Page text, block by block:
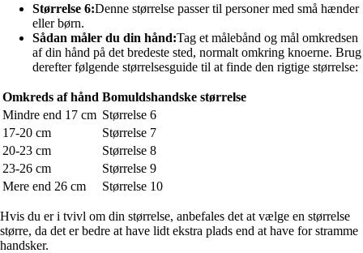
Størrelse 6:Denne størrelse passer til personer med små hænder
eller børn.
Sådan måler du din hånd:Tag et målebånd og mål omkredsen
af din hånd på det bredeste sted, normalt omkring knoerne. Brug
derefter følgende størrelsesguide til at finde den rigtige størrelse:
Omkreds af hånd Bomuldshandske størrelse
Mindre end 17 cm Størrelse 6
17-20 cm
Størrelse 7
20-23 cm
Størrelse 8
23-26 cm
Størrelse 9
Mere end 26 cm
Størrelse 10
Hvis du er i tvivl om din størrelse, anbefales det at vælge en størrelse
større, da det er bedre at have lidt ekstra plads end at have for stramme
handsker.